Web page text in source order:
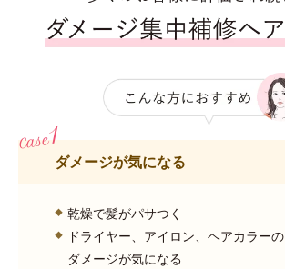
ダメージが気になる
乾燥で髪がパサつく
ドライヤー、アイロン、ヘアカラーの
ダメージが気になる